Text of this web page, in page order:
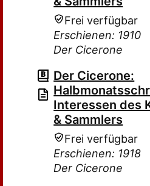
Frei verfügbar
Erschienen: 1910
Der Cicerone
Der Cicerone:
Interessen des
& Sammlers
Frei verfügbar
Erschienen: 1918
Der Cicerone